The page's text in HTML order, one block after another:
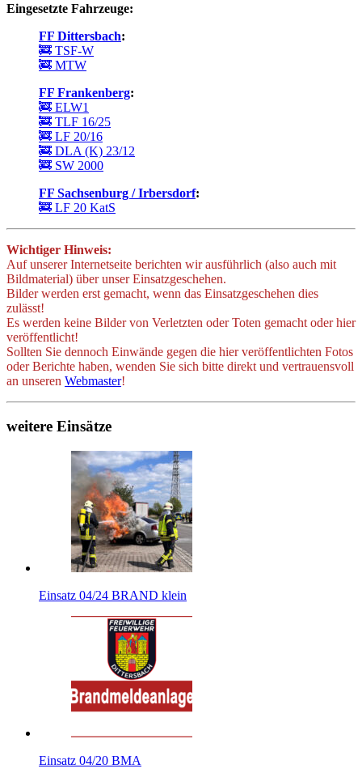
Eingesetzte Fahrzeuge:
FF Dittersbach:
🚒 TSF-W
🚒 MTW
FF Frankenberg:
🚒 ELW1
🚒 TLF 16/25
🚒 LF 20/16
🚒 DLA (K) 23/12
🚒 SW 2000
FF Sachsenburg / Irbersdorf:
🚒 LF 20 KatS
Wichtiger Hinweis:
Auf unserer Internetseite berichten wir ausführlich (also auch mit
Bildmaterial) über unser Einsatzgeschehen.
Bilder werden erst gemacht, wenn das Einsatzgeschehen dies
zulässt!
Es werden keine Bilder von Verletzten oder Toten gemacht oder hier
veröffentlicht!
Sollten Sie dennoch Einwände gegen die hier veröffentlichten Fotos
oder Berichte haben, wenden Sie sich bitte direkt und vertrauensvoll
an unseren Webmaster!
weitere Einsätze
Einsatz 04/24 BRAND klein
Einsatz 04/20 BMA